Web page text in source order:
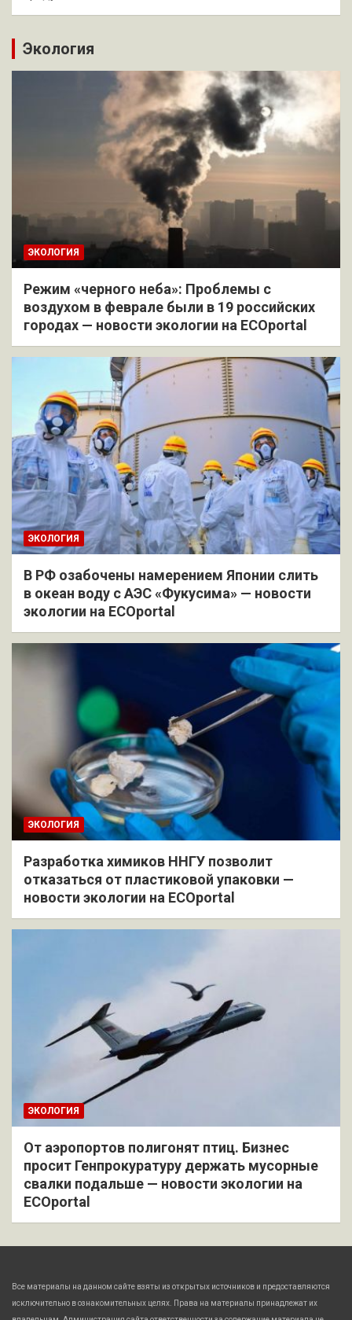
Экология
ЭКОЛОГИЯ
Режим «черного неба»: Проблемы с
воздухом в феврале были в 19 российских
городах — новости экологии на ECOportal
ЭКОЛОГИЯ
В РФ озабочены намерением Японии слить
в океан воду с АЭС «Фукусима» — новости
экологии на ECOportal
ЭКОЛОГИЯ
Разработка химиков ННГУ позволит
отказаться от пластиковой упаковки —
новости экологии на ECOportal
ЭКОЛОГИЯ
От аэропортов полигонят птиц. Бизнес
просит Генпрокуратуру держать мусорные
свалки подальше — новости экологии на
ECOportal
Все материалы на данном сайте взяты из открытых источников и предоставляются
исключительно в ознакомительных целях. Права на материалы принадлежат их